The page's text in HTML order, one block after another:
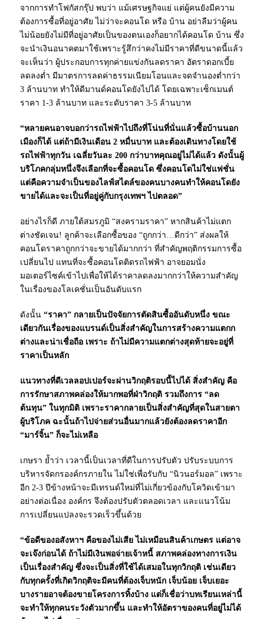
จากการทำโฟกัสกรุ๊ป พบว่า แม้เศรษฐกิจแย่ แต่ผู้คนยังมีความ
ต้องการซื้อที่อยู่อาศัย ไม่ว่าจะคอนโด หรือ บ้าน อย่าลืมว่าผู้คน
ไม่น้อยยังไม่มีที่อยู่อาศัยเป็นของตนเองก็อยากได้คอนโด บ้าน ซึ่ง
จะนำเงินอนาคตมาใช้เพราะรู้สึกว่าคงไม่มีราคาที่ดีขนาดนี้แล้ว
จะเห็นว่า ผู้ประกอบการทุกค่ายแข่งกันลดราคา อัตราดอกเบี้ย
ลดลงต่ำ มีมาตรการลดค่าธรรมเนียมโอนและจดจำนองต่ำกว่า
3 ล้านบาท ทำให้ดีมานด์คอนโดยังไปได้ โดยเฉพาะเซ็กเมนต์
ราคา 1-3 ล้านบาท และระดับราคา 3-5 ล้านบาท
“หลายคนอาจบอกว่ารถไฟฟ้าไปถึงที่โน่นที่นั่นแล้วซื้อบ้านนอก
เมืองก็ได้ แต่ถ้ามีเงินเดือน 2 หมื่นบาท และต้องเดินทางโดยใช้
รถไฟฟ้าทุกวัน เฉลี่ยวันละ 200 กว่าบาทคุณอยู่ไม่ได้แล้ว ดังนั้นผู้
บริโภคกลุ่มหนึ่งจึงเลือกที่จะซื้อคอนโด ซึ่งคอนโดไม่ใช่แฟชั่น
แต่คือความจำเป็นของไลฟ์สไตล์ของคนบางคนทำให้คอนโดยัง
ขายได้และจะเป็นที่อยู่คู่กับกรุงเทพฯ ไปตลอด”
อย่างไรก็ดี ภายใต้สมรภูมิ “สงครามราคา” หากสินค้าไม่แตก
ต่างชัดเจน! ลูกค้าจะเลือกซื้อของ “ถูกกว่า…ดีกว่า” ส่งผลให้
คอนโดราคาถูกกว่าจะขายได้มากกว่า ที่สำคัญพฤติกรรมการซื้อ
เปลี่ยนไป แทนที่จะซื้อคอนโดติดรถไฟฟ้า อาจยอมนั่ง
มอเตอร์ไซค์เข้าไปเพื่อให้ได้ราคาลดลงมากกว่าให้ความสำคัญ
ในเรื่องของโลเคชั่นเป็นอันดับแรก
ดังนั้น “ราคา” กลายเป็นปัจจัยการตัดสินซื้ออันดับหนึ่ง ขณะ
เดียวกันเรื่องของแบรนด์เป็นสิ่งสำคัญในการสร้างความแตกก
ต่างและน่าเชื่อถือ เพราะ ถ้าไม่มีความแตกต่างสุดท้ายจะอยู่ที่
ราคาเป็นหลัก
แนวทางที่ดีเวลลอปเปอร์จะผ่านวิกฤติรอบนี้ไปได้ สิ่งสำคัญ คือ
การรักษาสภาพคล่องให้มากพอที่ฝ่าวิกฤติ รวมถึงการ “ลด
ต้นทุน” ในทุกมิติ เพราะราคากลายเป็นสิ่งสำคัญที่สุดในสายตา
ผู้บริโภค ฉะนั้นถ้าไปจ่ายส่วนอื่นมากแล้วยังต้องลดราคาอีก
“มาร์จิ้น” ก็จะไม่เหลือ
เกษรา ย้ำว่า เวลานี้เป็นเวลาที่ดีในการปรับตัว ปรับระบบการ
บริหารจัดกรองค์กรภายใน ไม่ใช่เพื่อรับกับ “นิวนอร์มอล” เพราะ
อีก 2-3 ปีข้างหน้าจะมีเทรนด์ใหม่ที่ไม่เกี่ยวข้องกับโควิดเข้ามา
อย่างต่อเนื่อง องค์กร จึงต้องปรับตัวตลอดเวลา และแนวโน้ม
การเปลี่ยนแปลงจะรวดเร็วขึ้นด้วย
“ข้อดีของอสังหาฯ คือของไม่เสีย ไม่เหมือนสินค้าเกษตร แต่อาจ
จะเจ๊งก่อนได้ ถ้าไม่มีเงินพอจ่ายเจ้าหนี้ สภาพคล่องทางการเงิน
เป็นเรื่องสำคัญ ซึ่งจะเป็นสิ่งที่ใช้ได้เสมอในทุกวิกฤติ เช่นเดียว
กับทุกครั้งที่เกิดวิกฤติจะมีคนที่ต้องเจ็บหนัก เจ็บน้อย เจ็บเยอะ
บางรายอาจต้องขายโครงการทิ้งบ้าง แต่ก็เชื่อว่าบทเรียนเหล่านี้
จะทำให้ทุกคนระวังตัวมากขึ้น และทำให้อัตราของคนที่อยู่ไม่ได้